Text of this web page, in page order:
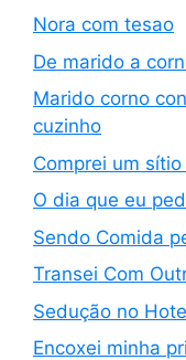
Nora com tesao
De marido a
Marido corno
cuzinho
Comprei um
O dia que eu
Sendo Comida
Transei Com
Sedução no
Encoxei minha